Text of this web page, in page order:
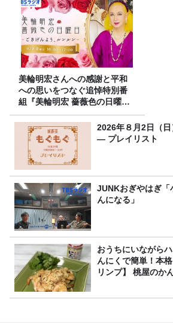
美輪明宏さんへの感謝と平和
への思いをつなぐ追悼特別番
組『美輪明宏 薔薇色の日曜日
～ごきげんよう、ルンルン
～』8/9（日）16時放送2026年８月2日（
― プレイリスト
JUNKおぎやはぎ「
んになる」
おうちにいながら
んにくで簡単！本
リンプ】 桃屋のか